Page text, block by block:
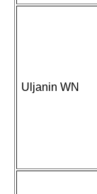
Uljanin WN